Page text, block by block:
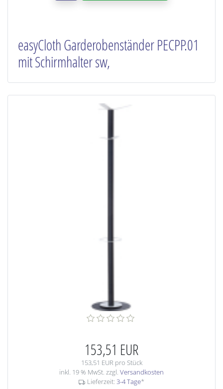
easyCloth Garderobenständer PECPP.01
mit Schirmhalter sw,
153,51 EUR
153,51 EUR pro Stück
inkl. 19 % MwSt. zzgl. Versandkosten
Lieferzeit: 3-4 Tage*